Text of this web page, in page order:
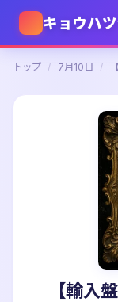
キョウハツ
トップ / 7月10日 /
【輸入